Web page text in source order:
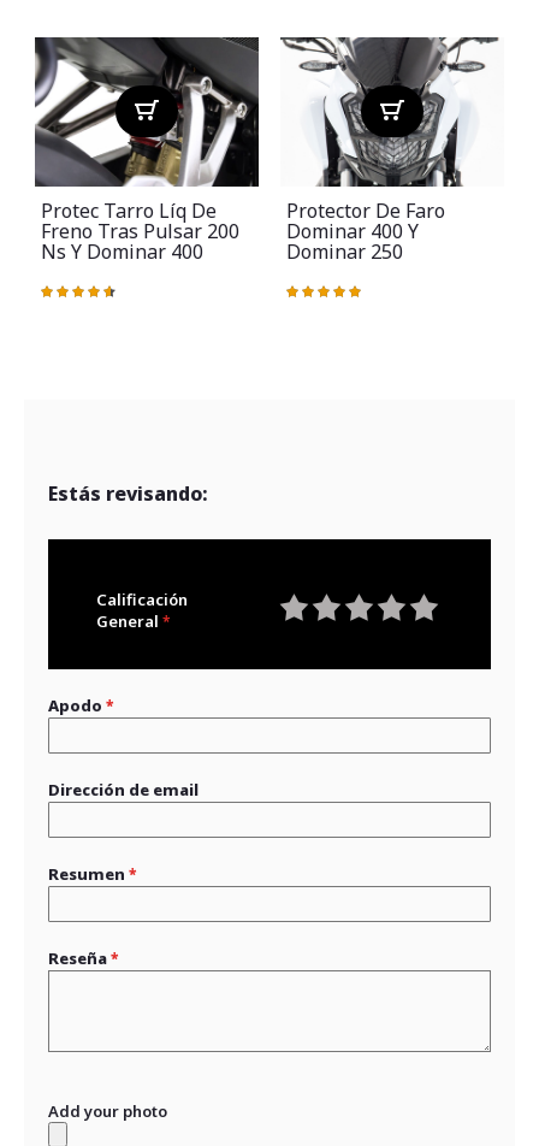
Protec Tarro Líq De
Freno Tras Pulsar 200
Ns Y Dominar 400
Valoración:
Protector De Faro
Dominar 400 Y
Dominar 250
Valoración:
Estás revisando:
Calificación
General
Apodo
Dirección de email
Resumen
Reseña
Add your photo